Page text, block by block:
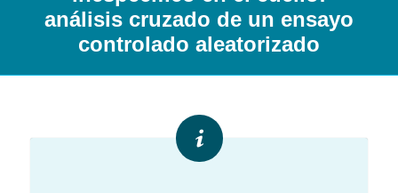
análisis cruzado de un ensayo
controlado aleatorizado